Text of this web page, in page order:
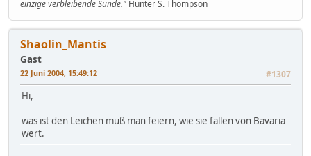
einzige verbleibende Sünde." Hunter S. Thompson
Shaolin_Mantis
Gast
22 Juni 2004, 15:49:12 #1307
Hi,
was ist den Leichen muß man feiern, wie sie fallen von Bavaria
wert.